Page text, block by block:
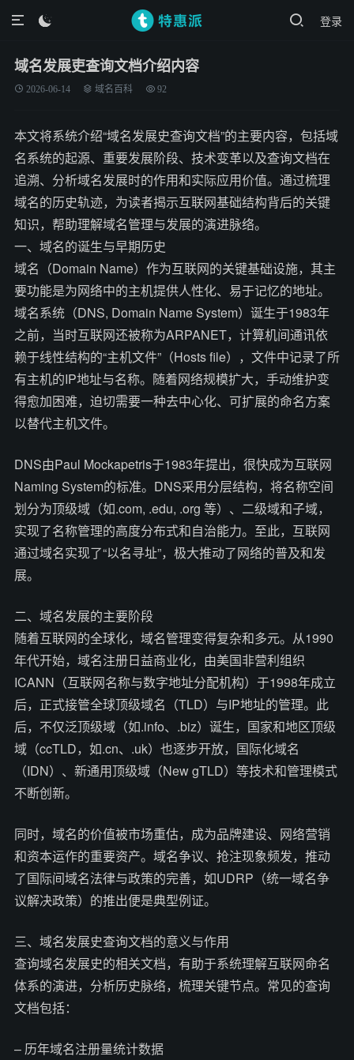
登录

域名发展吏查询文档介绍内容
2026-06-14 域名百科 92
本文将系统介绍“域名发展史查询文档”的主要内容，包括域
名系统的起源、重要发展阶段、技术变革以及查询文档在
追溯、分析域名发展时的作用和实际应用价值。通过梳理
域名的历史轨迹，为读者揭示互联网基础结构背后的关键
知识，帮助理解域名管理与发展的演进脉络。
一、域名的诞生与早期历史
域名（Domain Name）作为互联网的关键基础设施，其主
要功能是为网络中的主机提供人性化、易于记忆的地址。
域名系统（DNS, Domain Name System）诞生于1983年
之前，当时互联网还被称为ARPANET，计算机间通讯依
赖于线性结构的“主机文件”（Hosts file），文件中记录了所
有主机的IP地址与名称。随着网络规模扩大，手动维护变
得愈加困难，迫切需要一种去中心化、可扩展的命名方案
以替代主机文件。
DNS由Paul Mockapetris于1983年提出，很快成为互联网
Naming System的标准。DNS采用分层结构，将名称空间
划分为顶级域（如.com, .edu, .org 等）、二级域和子域，
实现了名称管理的高度分布式和自治能力。至此，互联网
通过域名实现了“以名寻址”，极大推动了网络的普及和发
展。
二、域名发展的主要阶段
随着互联网的全球化，域名管理变得复杂和多元。从1990
年代开始，域名注册日益商业化，由美国非营利组织
ICANN（互联网名称与数字地址分配机构）于1998年成立
后，正式接管全球顶级域名（TLD）与IP地址的管理。此
后，不仅泛顶级域（如.info、.biz）诞生，国家和地区顶级
域（ccTLD，如.cn、.uk）也逐步开放，国际化域名
（IDN）、新通用顶级域（New gTLD）等技术和管理模式
不断创新。
同时，域名的价值被市场重估，成为品牌建设、网络营销
和资本运作的重要资产。域名争议、抢注现象频发，推动
了国际间域名法律与政策的完善，如UDRP（统一域名争
议解决政策）的推出便是典型例证。
三、域名发展史查询文档的意义与作用
查询域名发展史的相关文档，有助于系统理解互联网命名
体系的演进，分析历史脉络，梳理关键节点。常见的查询
文档包括：
– 历年域名注册量统计数据